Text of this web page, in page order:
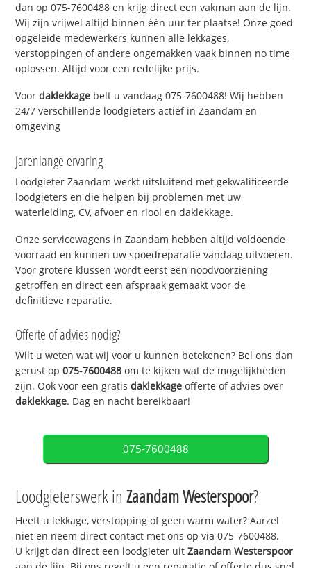
dan op 075-7600488 en krijg direct een vakman aan de lijn.
Wij zijn vrijwel altijd binnen één uur ter plaatse! Onze goed
opgeleide medewerkers kunnen alle lekkages,
verstoppingen of andere ongemakken vaak binnen no time
oplossen. Altijd voor een redelijke prijs.
Voordaklekkage belt u vandaag 075-7600488! Wij hebben
24/7 verschillende loodgieters actief in Zaandam en
omgeving
Jarenlange ervaring
Loodgieter Zaandam werkt uitsluitend met gekwalificeerde
loodgieters en die helpen bij problemen met uw
waterleiding, CV, afvoer en riool en daklekkage.
Onze servicewagens in Zaandam hebben altijd voldoende
voorraad en kunnen uw spoedreparatie vandaag uitvoeren.
Voor grotere klussen wordt eerst een noodvoorziening
getroffen en direct een afspraak gemaakt voor de
definitieve reparatie.
Offerte of advies nodig?
Wilt u weten wat wij voor u kunnen betekenen? Bel ons dan
gerust op075-7600488 om te kijken wat de mogelijkheden
zijn. Ook voor een gratisdaklekkage offerte of advies over
daklekkage. Dag en nacht bereikbaar!
075-7600488
Loodgieterswerk inZaandam Westerspoor?
Heeft u lekkage, verstopping of geen warm water? Aarzel
niet en neem direct contact met ons op via 075-7600488.
U krijgt dan direct een loodgieter uitZaandam Westerspoor